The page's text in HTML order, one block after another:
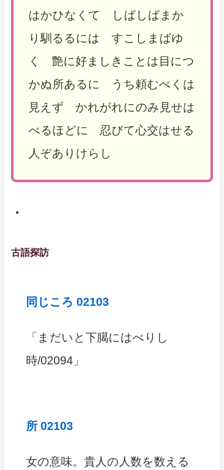
はかひなくて しばしばまか
り馴るるには すこしまばゆ
く 艶に好ましきことは目につ
かぬ所あるに うち頼むべくは
見えず かれがれにのみ見せは
べるほどに 忍びて心交はせる
人ぞありけらし
古語探訪
同じころ 02103
「まだいと下臈にはべりし
時/02094」
所 02103
女の意味。貴人の人数を数える